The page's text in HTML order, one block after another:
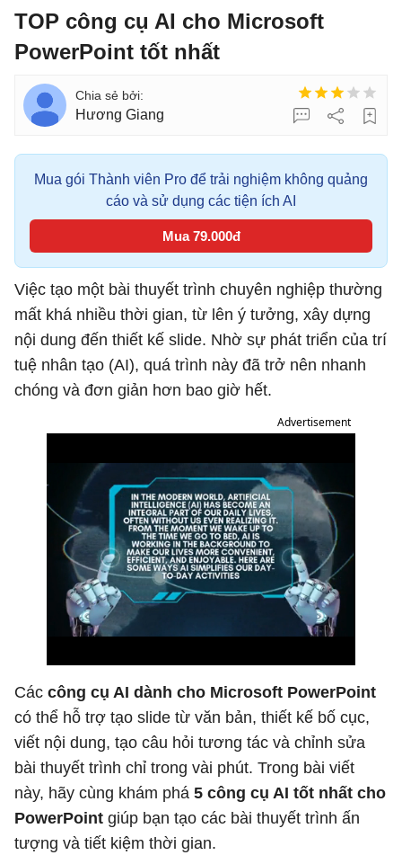
TOP công cụ AI cho Microsoft
PowerPoint tốt nhất
Hương Giang
Mua gói Thành viên Pro để trải nghiệm không quảng
cáo và sử dụng các tiện ích AI
Mua 79.000đ
Việc tạo một bài thuyết trình chuyên nghiệp thường
mất khá nhiều thời gian, từ lên ý tưởng, xây dựng
nội dung đến thiết kế slide. Nhờ sự phát triển của trí
tuệ nhân tạo (AI), quá trình này đã trở nên nhanh
chóng và đơn giản hơn bao giờ hết.
Advertisement
Các công cụ AI dành cho Microsoft PowerPoint
có thể hỗ trợ tạo slide từ văn bản, thiết kế bố cục,
viết nội dung, tạo câu hỏi tương tác và chỉnh sửa
bài thuyết trình chỉ trong vài phút. Trong bài viết
này, hãy cùng khám phá 5 công cụ AI tốt nhất cho
PowerPoint giúp bạn tạo các bài thuyết trình ấn
tượng và tiết kiệm thời gian.